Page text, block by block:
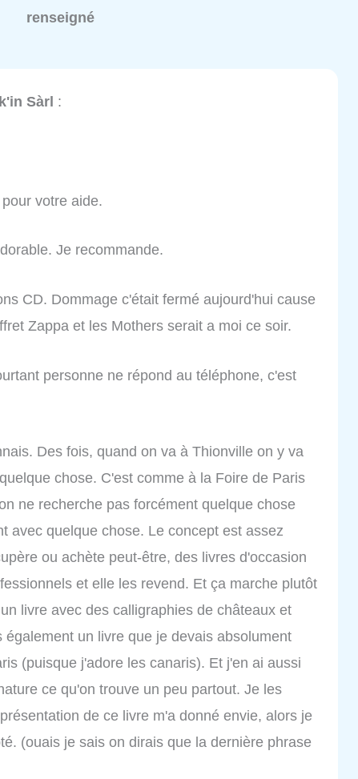
renseigné
Sàrl :
votre aide.
Je recommande.
CD. Dommage c'était fermé aujourd'hui cause
Zappa et les Mothers serait a moi ce soir.
personne ne répond au téléphone, c'est
Des fois, quand on va à Thionville on y va
chose. C'est comme à la Foire de Paris
ne recherche pas forcément quelque chose
avec quelque chose. Le concept est assez
ou achète peut-être, des livres d'occasion
et elle les revend. Et ça marche plutôt
livre avec des calligraphies de châteaux et
un livre que je devais absolument
(puisque j'adore les canaris). Et j'en ai aussi
ce qu'on trouve un peu partout. Je les
de ce livre m'a donné envie, alors je
(ouais je sais on dirais que la dernière phrase